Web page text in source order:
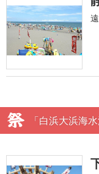
「白浜大浜海